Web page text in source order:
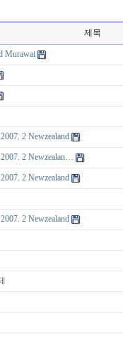
제목
Murawai
2 Newzealand
2 Newzealan…
2 Newzealand
2 Newzealand